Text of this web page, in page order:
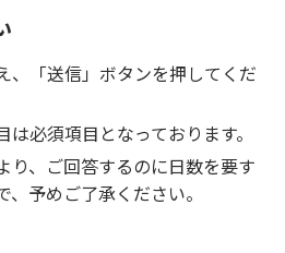
「送信」ボタンを押してくだ
必須項目となっております。
、ご回答するのに日数を要す
予めご了承ください。